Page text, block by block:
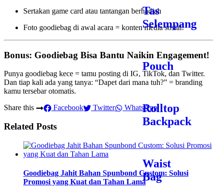
Tas
Selempang
Pouch
Rolltop
Backpack
Waist
Bag
Sertakan game card atau tantangan berhadiah
Foto goodiebag di awal acara = konten media sosial!
Bonus: Goodiebag Bisa Bantu Naikin Engagement!
Punya goodiebag kece = tamu posting di IG, TikTok, dan Twitter.
Dan tiap kali ada yang tanya: “Dapet dari mana tuh?” = branding
kamu tersebar otomatis.
Share this
Facebook Twitter WhatsApp
Related Posts
Goodiebag Jahit Bahan Spunbond Custom: Solusi
Promosi yang Kuat dan Tahan Lama